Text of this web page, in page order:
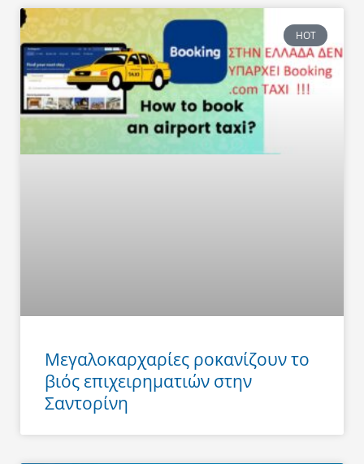
HOT
Μεγαλοκαρχαρίες ροκανίζουν το
βιός επιχειρηματιών στην
Σαντορίνη